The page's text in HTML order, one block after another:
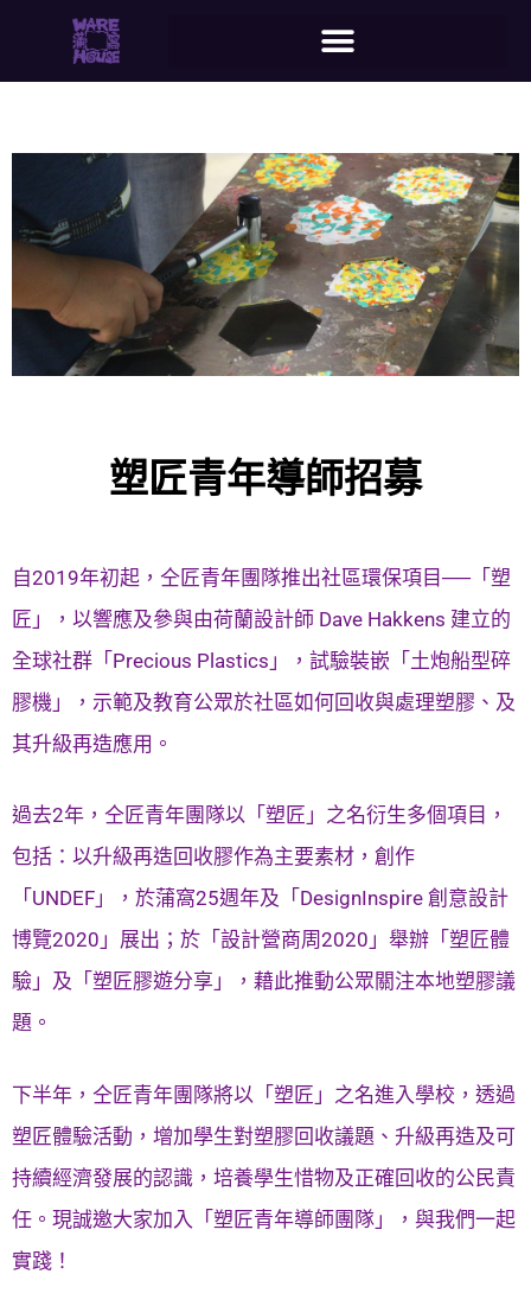
塑匠青年導師招募
自2019年初起，仝匠青年團隊推出社區環保項目──「塑
匠」，以響應及參與由荷蘭設計師 Dave Hakkens 建立的
全球社群「Precious Plastics」，試驗裝嵌「土炮船型碎
膠機」，示範及教育公眾於社區如何回收與處理塑膠、及
其升級再造應用。
過去2年，仝匠青年團隊以「塑匠」之名衍生多個項目，
包括：以升級再造回收膠作為主要素材，創作
「UNDEF」，於蒲窩25週年及「DesignInspire 創意設計
博覽2020」展出；於「設計營商周2020」舉辦「塑匠體
驗」及「塑匠膠遊分享」，藉此推動公眾關注本地塑膠議
題。
下半年，仝匠青年團隊將以「塑匠」之名進入學校，透過
塑匠體驗活動，增加學生對塑膠回收議題、升級再造及可
持續經濟發展的認識，培養學生惜物及正確回收的公民責
任。現誠邀大家加入「塑匠青年導師團隊」，與我們一起
實踐！